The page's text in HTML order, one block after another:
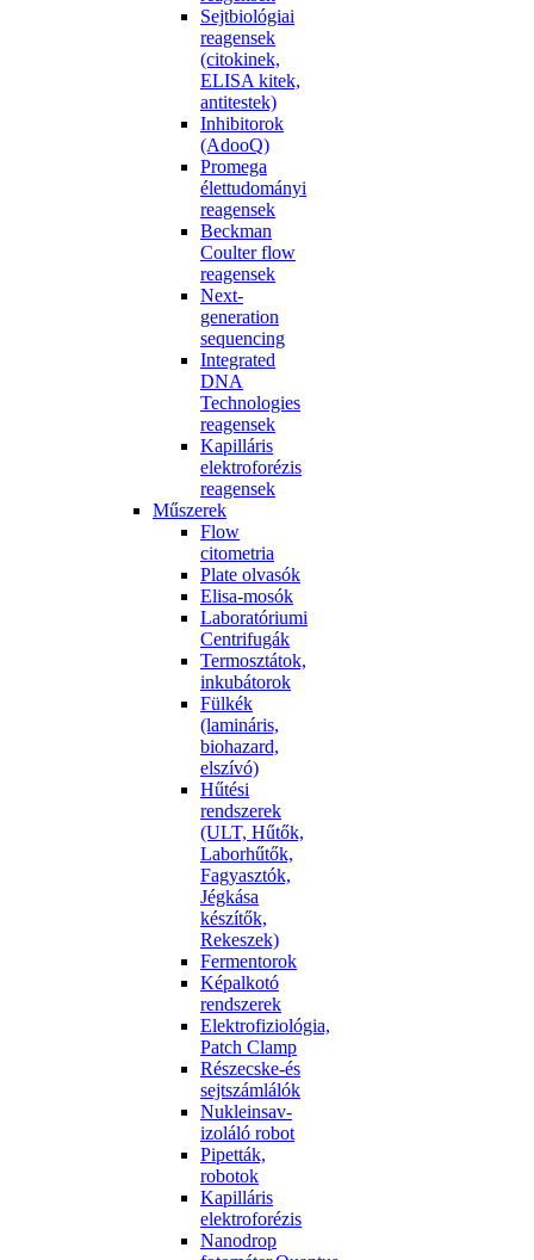
Sejtbiológiai
reagensek
(citokinek,
ELISA kitek,
antitestek)
Inhibitorok
(AdooQ)
Promega
élettudományi
reagensek
Beckman
Coulter flow
reagensek
Next-
generation
sequencing
Integrated
DNA
Technologies
reagensek
Kapilláris
elektroforézis
reagensek
Műszerek
Flow
citometria
Plate olvasók
Elisa-mosók
Laboratóriumi
Centrifugák
Termosztátok,
inkubátorok
Fülkék
(lamináris,
biohazard,
elszívó)
Hűtési
rendszerek
(ULT, Hűtők,
Laborhűtők,
Fagyasztók,
Jégkása
készítők,
Rekeszek)
Fermentorok
Képalkotó
rendszerek
Elektrofiziológia,
Patch Clamp
Részecske-és
sejtszámlálók
Nukleinsav-
izoláló robot
Pipetták,
robotok
Kapilláris
elektroforézis
Nanodrop